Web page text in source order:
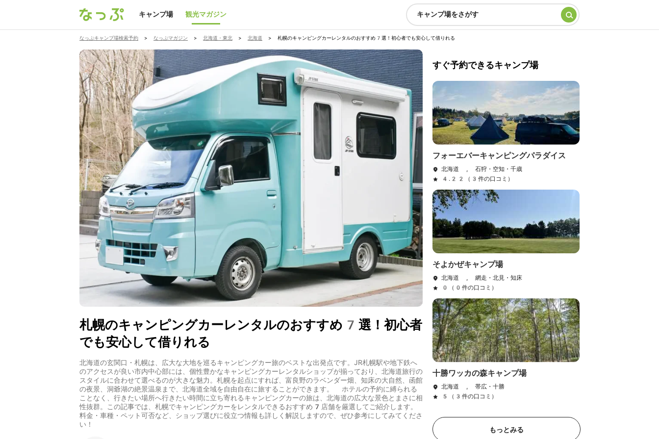
キャンプ場 観光マガジン キャンプ場をさがす
なっぷキャンプ場検索予約 > なっぷマガジン > 北海道・東北 > 北海道 > 札幌のキャンピングカーレンタルのおすすめ7選！初心者でも安心して借りれる
札幌のキャンピングカーレンタルのおすすめ7選！初心者
でも安心して借りれる
北海道の玄関口・札幌は、広大な大地を巡るキャンピングカー旅のベストな出発点です。JR札幌駅や地下鉄へ
のアクセスが良い市内中心部には、個性豊かなキャンピングカーレンタルショップが揃っており、北海道旅行の
スタイルに合わせて選べるのが大きな魅力。札幌を起点にすれば、富良野のラベンダー畑、知床の大自然、函館
の夜景、洞爺湖の絶景温泉まで、北海道全域を自由自在に旅することができます。 ホテルの予約に縛られる
ことなく、行きたい場所へ行きたい時間に立ち寄れるキャンピングカーの旅は、北海道の広大な景色とまさに相
性抜群。この記事では、札幌でキャンピングカーをレンタルできるおすすめ7店舗を厳選してご紹介します。
料金・車種・ペット可否など、ショップ選びに役立つ情報も詳しく解説しますので、ぜひ参考にしてみてくださ
い！
すぐ予約できるキャンプ場
フォーエバーキャンピングパラダイス
北海道 , 石狩・空知・千歳
4.22（3件の口コミ）
そよかぜキャンプ場
北海道 , 網走・北見・知床
0（0件の口コミ）
十勝ワッカの森キャンプ場
北海道 , 帯広・十勝
5（3件の口コミ）
もっとみる